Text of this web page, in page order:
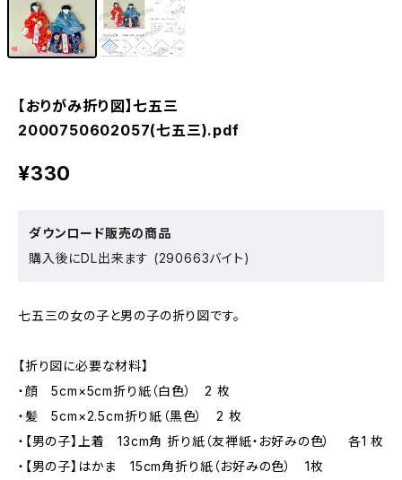
【おりがみ折り図】七五三
2000750602057(七五三).pdf
¥330
ダウンロード販売の商品
購入後にDL出来ます (290663バイト)
七五三の女の子と男の子の折り図です。
【折り図に必要な材料】
・顔 5cm×5cm折り紙（白色） 2 枚
・髪 5cm×2.5cm折り紙（黒色） 2 枚
・【男の子】上着 13cm角 折り紙（友禅紙・お好みの色） 各1 枚
・【男の子】はかま 15cm角折り紙（お好みの色） 1枚